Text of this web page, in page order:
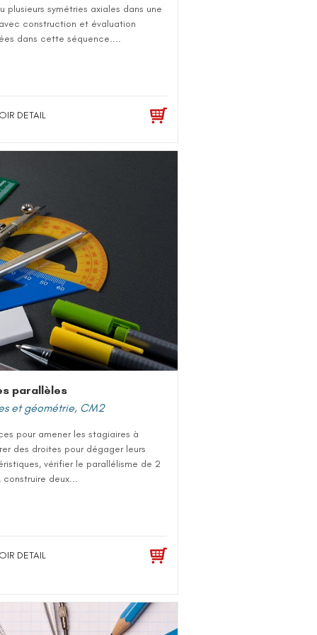
plusieurs symétries axiales dans une
construction et évaluation
dans cette séquence....
DETAIL
parallèles
et géométrie, CM2
pour amener les stagiaires à
des droites pour dégager leurs
vérifier le parallélisme de 2
construire deux...
DETAIL